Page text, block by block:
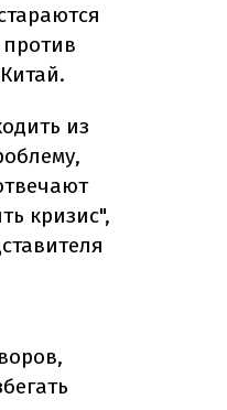
из
кризис",